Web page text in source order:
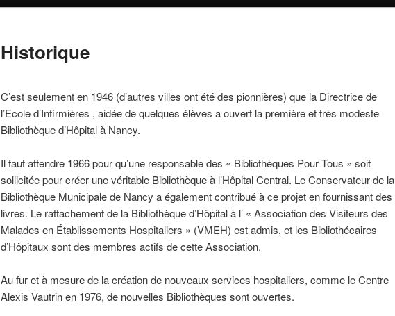
Historique
C’est seulement en 1946 (d’autres villes ont été des pionnières) que la Directrice de
l’Ecole d’Infirmières , aidée de quelques élèves a ouvert la première et très modeste
Bibliothèque d’Hôpital à Nancy.
Il faut attendre 1966 pour qu’une responsable des « Bibliothèques Pour Tous » soit
sollicitée pour créer une véritable Bibliothèque à l’Hôpital Central. Le Conservateur de la
Bibliothèque Municipale de Nancy a également contribué à ce projet en fournissant des
livres. Le rattachement de la Bibliothèque d’Hôpital à l’ « Association des Visiteurs des
Malades en Établissements Hospitaliers » (VMEH) est admis, et les Bibliothécaires
d’Hôpitaux sont des membres actifs de cette Association.
Au fur et à mesure de la création de nouveaux services hospitaliers, comme le Centre
Alexis Vautrin en 1976, de nouvelles Bibliothèques sont ouvertes.